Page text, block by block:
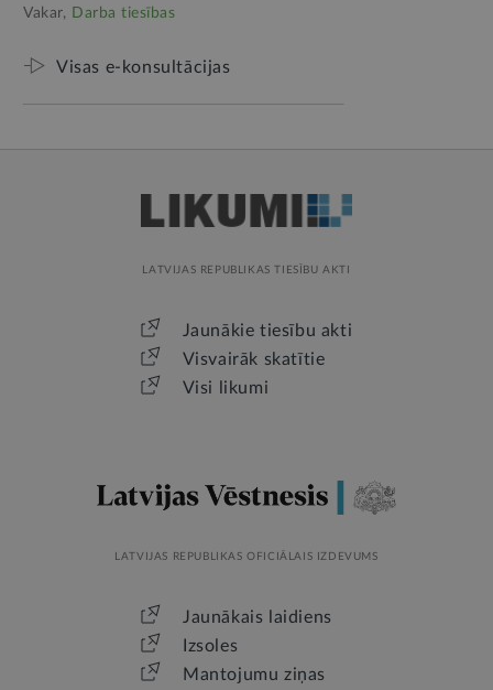
Vakar, Darba tiesības
Visas e-konsultācijas
LATVIJAS REPUBLIKAS TIESĪBU AKTI
Jaunākie tiesību akti
Visvairāk skatītie
Visi likumi
LATVIJAS REPUBLIKAS OFICIĀLAIS IZDEVUMS
Jaunākais laidiens
Izsoles
Mantojumu ziņas